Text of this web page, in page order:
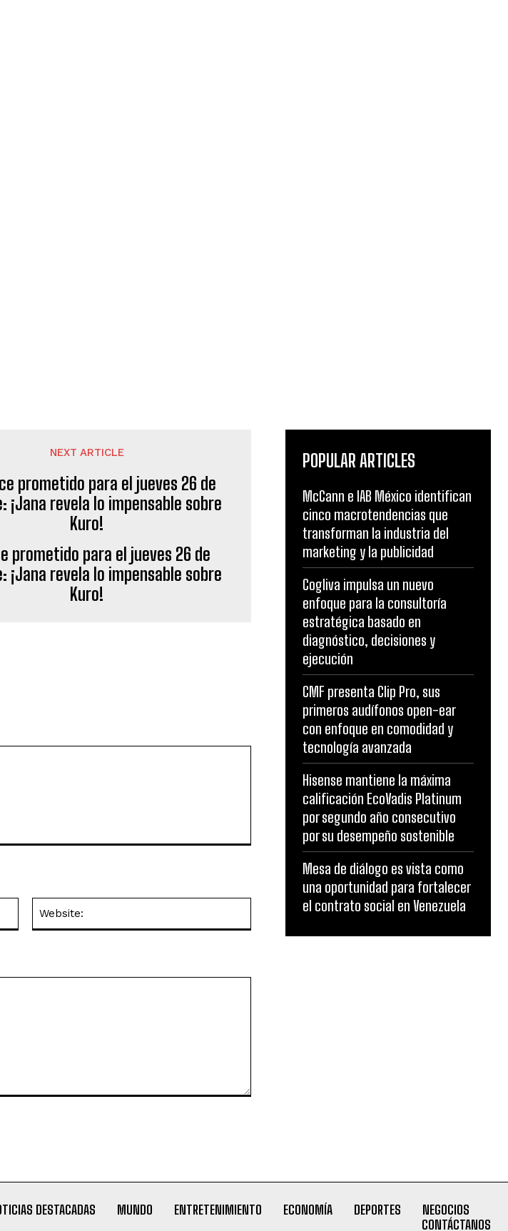
NEXT ARTICLE
prometido para el jueves 26 de
¡Jana revela lo impensable sobre
Kuro!
POPULAR ARTICLES
McCann e IAB México identifican
cinco macrotendencias que
transforman la industria del
marketing y la publicidad
Cogliva impulsa un nuevo
enfoque para la consultoría
estratégica basado en
diagnóstico, decisiones y
ejecución
CMF presenta Clip Pro, sus
primeros audífonos open-ear
con enfoque en comodidad y
tecnología avanzada
Hisense mantiene la máxima
calificación EcoVadis Platinum
por segundo año consecutivo
por su desempeño sostenible
Mesa de diálogo es vista como
una oportunidad para fortalecer
el contrato social en Venezuela
DESTACADAS MUNDO ENTRETENIMIENTO ECONOMÍA DEPORTES
NEGOCIOS
CONTÁCTANOS